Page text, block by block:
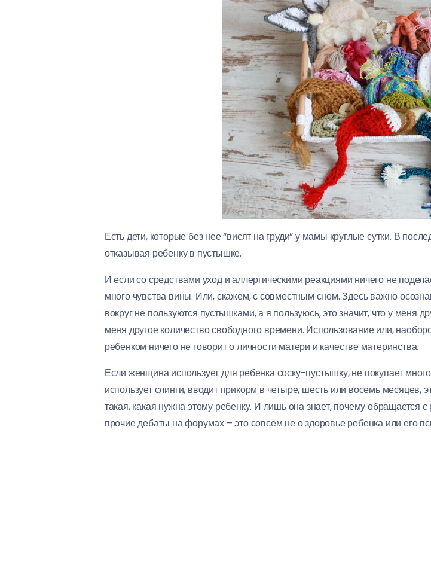
Есть дети, которые без нее “висят на груди” у мамы круглые сутки. В
отказывая ребенку в пустышке.
И если со средствами уход и аллергическими реакциями ничего не
много чувства вины. Или, скажем, с совместным сном. Здесь важно
вокруг не пользуются пустышками, а я пользуюсь, это значит, что у меня
меня другое количество свободного времени. Использование или,
ребенком ничего не говорит о личности матери и качестве материнства.
Если женщина использует для ребенка соску-пустышку, не покупает
использует слинги, вводит прикорм в четыре, шесть или восемь месяцев,
такая, какая нужна этому ребенку. И лишь она знает, почему обращается
прочие дебаты на форумах – это совсем не о здоровье ребенка или его